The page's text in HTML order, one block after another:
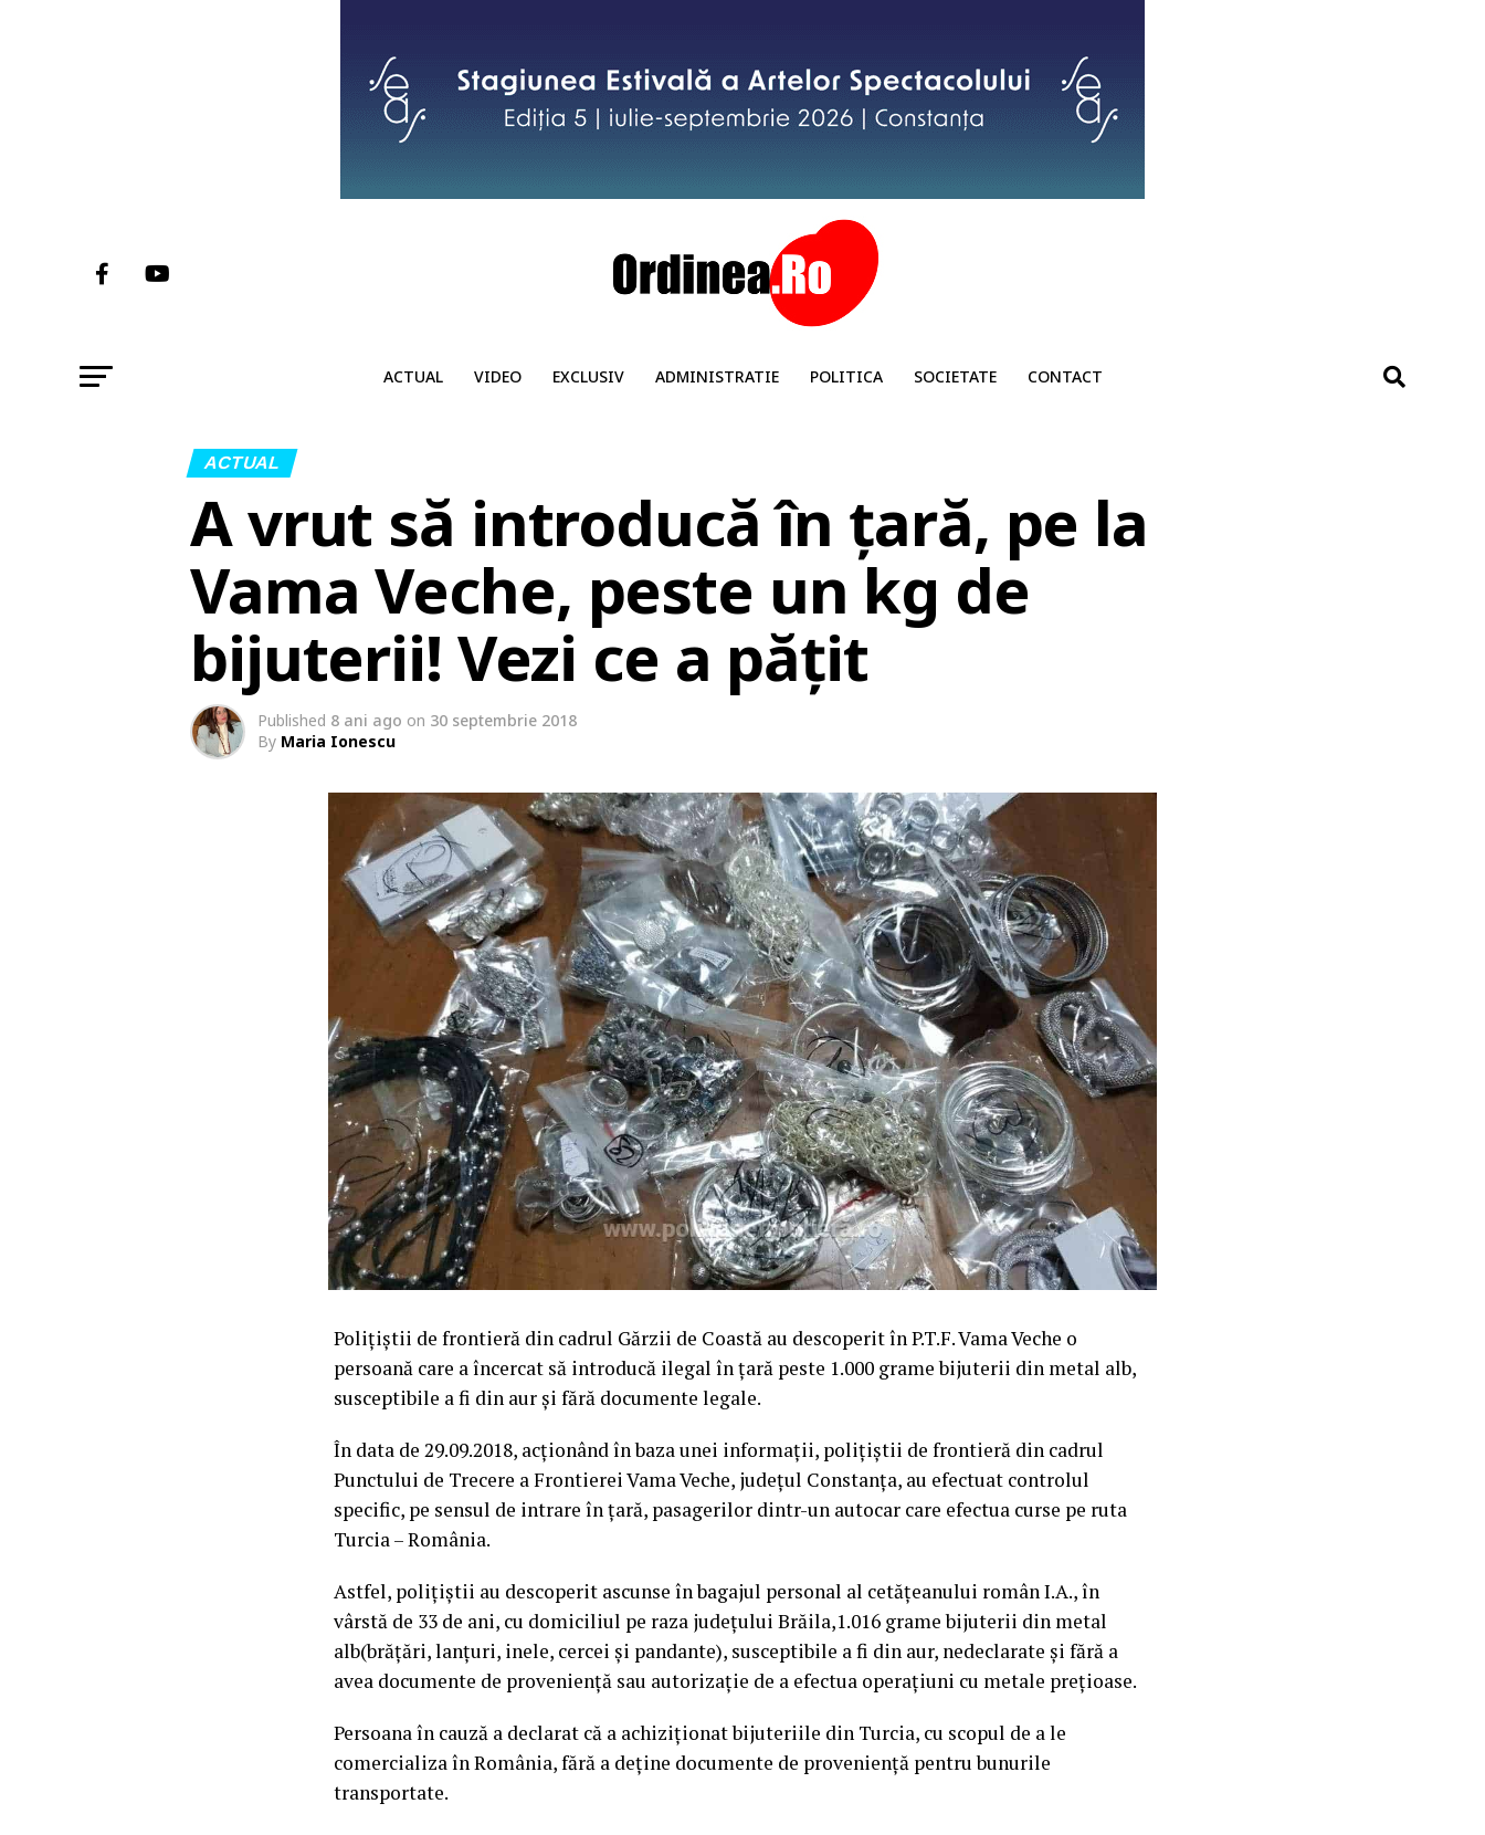
ACTUAL VIDEO EXCLUSIV ADMINISTRATIE POLITICA SOCIETATE CONTACT
ACTUAL
A vrut să introducă în țară, pe la
Vama Veche, peste un kg de
bijuterii! Vezi ce a pățit
Published 8 ani ago on 30 septembrie 2018
By Maria Ionescu
Poliţiştii de frontieră din cadrul Gărzii de Coastă au descoperit în P.T.F. Vama Veche o
persoană care a încercat să introducă ilegal în ţară peste 1.000 grame bijuterii din metal alb,
susceptibile a fi din aur și fără documente legale.
În data de 29.09.2018, acționând în baza unei informaţii, polițiștii de frontieră din cadrul
Punctului de Trecere a Frontierei Vama Veche, județul Constanța, au efectuat controlul
specific, pe sensul de intrare în ţară, pasagerilor dintr-un autocar care efectua curse pe ruta
Turcia – România.
Astfel, polițiștii au descoperit ascunse în bagajul personal al cetăţeanului român I.A., în
vârstă de 33 de ani, cu domiciliul pe raza județului Brăila,1.016 grame bijuterii din metal
alb(brățări, lanțuri, inele, cercei și pandante), susceptibile a fi din aur, nedeclarate și fără a
avea documente de proveniență sau autorizație de a efectua operațiuni cu metale prețioase.
Persoana în cauză a declarat că a achiziţionat bijuteriile din Turcia, cu scopul de a le
comercializa în România, fără a deține documente de provenienţă pentru bunurile
transportate.